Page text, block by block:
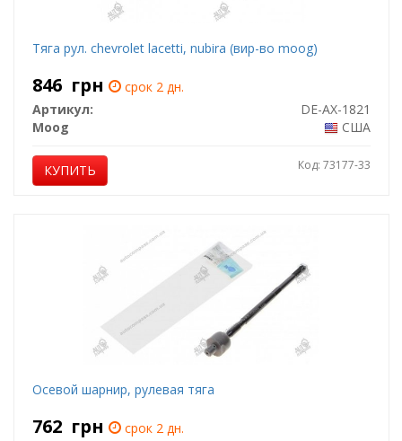
Тяга рул. chevrolet lacetti, nubira (вир-во moog)
846 грн
срок 2 дн.
Артикул:
DE-AX-1821
Moog
США
КУПИТЬ Код: 73177-33
Осевой шарнир, рулевая тяга
762 грн
срок 2 дн.